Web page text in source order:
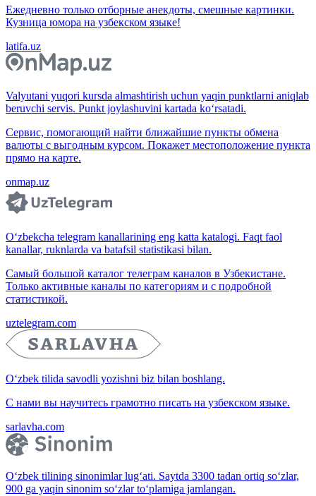
Ежедневно только отборные анекдоты, смешные картинки.
Кузница юмора на узбекском языке!
latifa.uz
Valyutani yuqori kursda almashtirish uchun yaqin punktlarni aniqlab
beruvchi servis. Punkt joylashuvini kartada ko‘rsatadi.
Сервис, помогающий найти ближайшие пункты обмена
валюты с выгодным курсом. Покажет местоположение пункта
прямо на карте.
onmap.uz
O‘zbekcha telegram kanallarining eng katta katalogi. Faqt faol
kanallar, ruknlarda va batafsil statistikasi bilan.
Самый большой каталог телеграм каналов в Узбекистане.
Только активные каналы по категориям и с подробной
статистикой.
uztelegram.com
O‘zbek tilida savodli yozishni biz bilan boshlang.
С нами вы научитесь грамотно писать на узбекском языке.
sarlavha.com
O‘zbek tilining sinonimlar lug‘ati. Saytda 3300 tadan ortiq so‘zlar,
900 ga yaqin sinonim so‘zlar to‘plamiga jamlangan.